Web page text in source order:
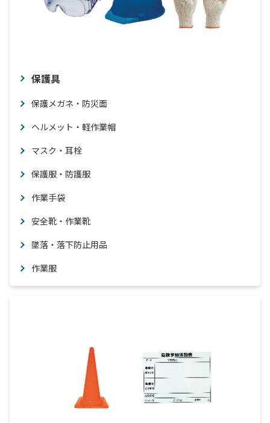
保護具
保護メガネ・防災面
ヘルメット・軽作業帽
マスク・耳栓
保護服・防護服
作業手袋
安全靴・作業靴
墜落・落下防止用品
作業服